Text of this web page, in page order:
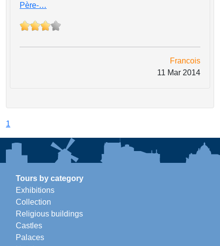
Père-…
Francois
11 Mar 2014
1
Tours by category
Exhibitions
Collection
Religious buildings
Castles
Palaces